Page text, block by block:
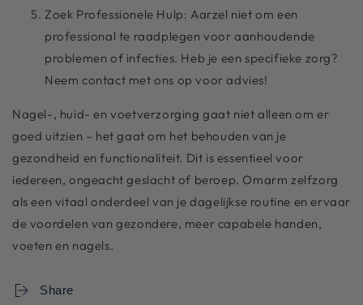
Zoek Professionele Hulp: Aarzel niet om een
professional te raadplegen voor aanhoudende
problemen of infecties. Heb je een specifieke zorg?
Neem contact met ons op voor advies!
Nagel-, huid- en voetverzorging gaat niet alleen om er
goed uitzien – het gaat om het behouden van je
gezondheid en functionaliteit. Dit is essentieel voor
iedereen, ongeacht geslacht of beroep. Omarm zelfzorg
als een vitaal onderdeel van je dagelijkse routine en ervaar
de voordelen van gezondere, meer capabele handen,
voeten en nagels.
Share